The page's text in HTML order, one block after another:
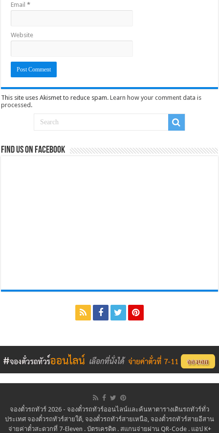
Email*
Website
This site uses Akismet to reduce spam.Learn how your comment data is
processed .
Find us on Facebook
จองตั๋วรถทัวร์ 2026 - จองตั๋วรถทัวร์ออนไลน์และค้นหาตารางเดินรถทัวร์ทั่ว
ประเทศ จองตั๋วรถทัวร์สายใต้, จองตั๋วรถทัวร์สายเหนือ, จองตั๋วรถทัวร์สายอีสาน
จ่ายค่าตั๋วสะดวกที่ 7-Eleven . บัตรเครดิต . สแกนจ่ายผ่าน QR-Code . แอป K+